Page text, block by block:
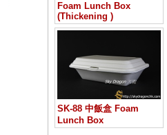
Foam Lunch Box
(Thickening )
SK-88 中飯盒 Foam
Lunch Box